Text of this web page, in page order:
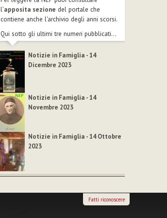
l’apposita sezione del portale che
contiene anche l'archivio degli anni scorsi.
Qui sotto gli ultimi tre numeri pubblicati...
Notizie in Famiglia - 14
Dicembre 2023
Notizie in Famiglia - 14
Novembre 2023
Notizie in Famiglia - 14 Ottobre
2023
Fatti riconoscere